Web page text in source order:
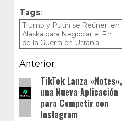
Tags:
Trump y Putin se Reúnen en
Alaska para Negociar el Fin
de la Guerra en Ucrania
Navegación
de
entradas
Anterior
Entrada
anterior:
TikTok Lanza «Notes»,
una Nueva Aplicación
para Competir con
Instagram